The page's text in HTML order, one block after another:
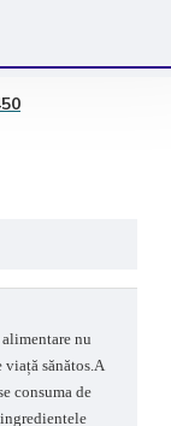
nu
sănătos.A
consuma de